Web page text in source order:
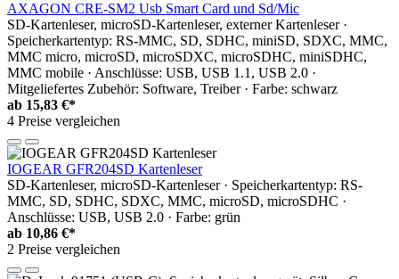
AXAGON CRE-SM2 Usb Smart Card und Sd/Mic
SD-Kartenleser, microSD-Kartenleser, externer Kartenleser ·
Speicherkartentyp: RS-MMC, SD, SDHC, miniSD, SDXC, MMC,
MMC micro, microSD, microSDXC, microSDHC, miniSDHC,
MMC mobile · Anschlüsse: USB, USB 1.1, USB 2.0 ·
Mitgeliefertes Zubehör: Software, Treiber · Farbe: schwarz
ab 15,83 €*
4 Preise vergleichen
IOGEAR GFR204SD Kartenleser
SD-Kartenleser, microSD-Kartenleser · Speicherkartentyp: RS-
MMC, SD, SDHC, SDXC, MMC, microSD, microSDHC ·
Anschlüsse: USB, USB 2.0 · Farbe: grün
ab 10,86 €*
2 Preise vergleichen